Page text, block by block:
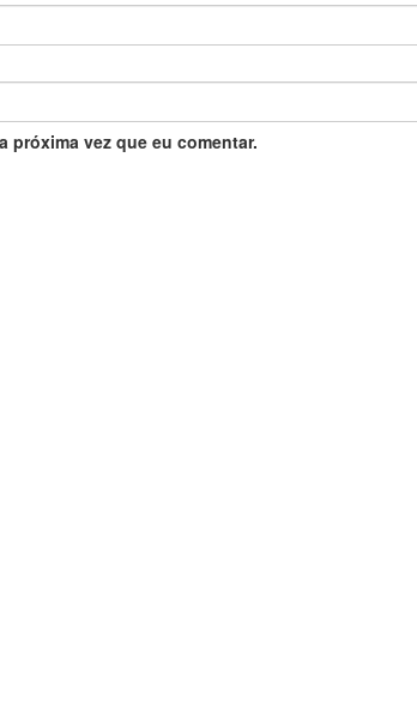
próxima vez que eu comentar.